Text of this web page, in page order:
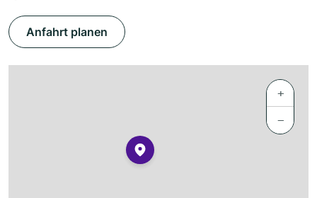
Anfahrt planen
+
−